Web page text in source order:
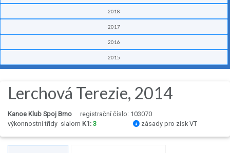
2018
2017
2016
2015
Lerchová Terezie, 2014
Kanoe Klub Spoj Brno
registrační číslo: 103070
výkonnostní třídy slalom K1: 3 zásady pro zisk VT